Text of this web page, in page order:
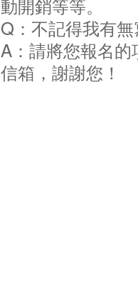
動開銷等等。
Q：不記得我有
A：請將您報名
信箱，謝謝您！